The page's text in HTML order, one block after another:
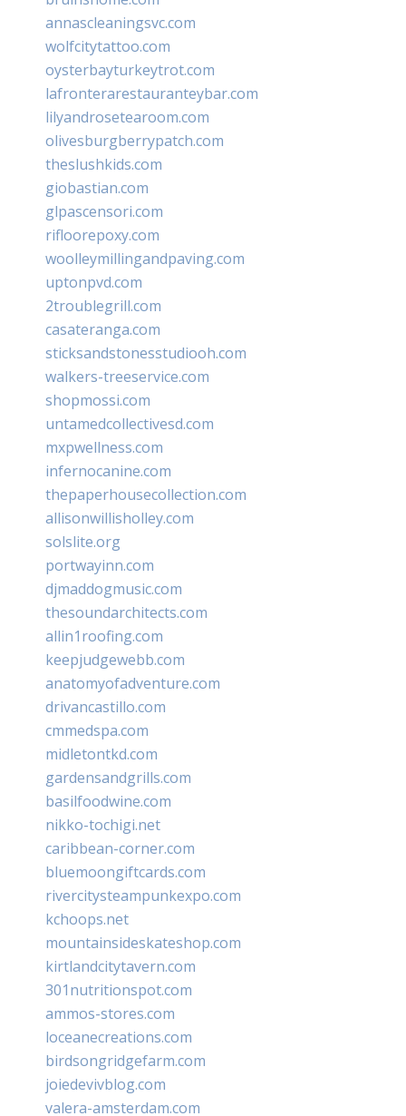
annascleaningsvc.com
wolfcitytattoo.com
oysterbayturkeytrot.com
lafronterarestauranteybar.com
lilyandrosetearoom.com
olivesburgberrypatch.com
theslushkids.com
giobastian.com
glpascensori.com
rifloorepoxy.com
woolleymillingandpaving.com
uptonpvd.com
2troublegrill.com
casateranga.com
sticksandstonesstudiooh.com
walkers-treeservice.com
shopmossi.com
untamedcollectivesd.com
mxpwellness.com
infernocanine.com
thepaperhousecollection.com
allisonwillisholley.com
solslite.org
portwayinn.com
djmaddogmusic.com
thesoundarchitects.com
allin1roofing.com
keepjudgewebb.com
anatomyofadventure.com
drivancastillo.com
cmmedspa.com
midletontkd.com
gardensandgrills.com
basilfoodwine.com
nikko-tochigi.net
caribbean-corner.com
bluemoongiftcards.com
rivercitysteampunkexpo.com
kchoops.net
mountainsideskateshop.com
kirtlandcitytavern.com
301nutritionspot.com
ammos-stores.com
loceanecreations.com
birdsongridgefarm.com
joiedevivblog.com
valera-amsterdam.com